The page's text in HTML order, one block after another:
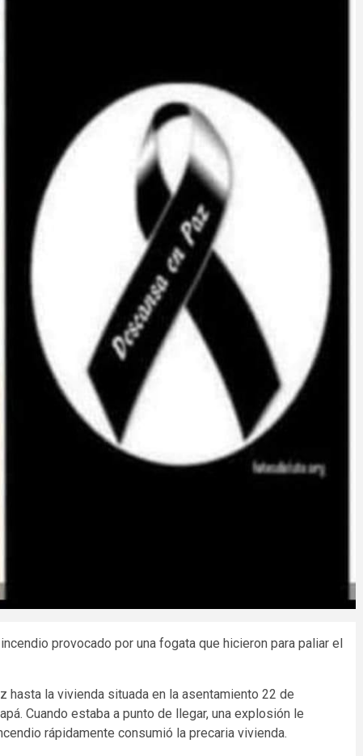
provocado por una fogata que hicieron para paliar el
hasta la vivienda situada en la asentamiento 22 de
Cuando estaba a punto de llegar, una explosión le
rápidamente consumió la precaria vivienda.